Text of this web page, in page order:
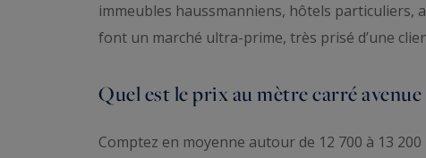
immeubles haussmanniens, hôtels particuliers,
font un marché ultra-prime, très prisé d’une
Quel est le prix au mètre carré avenue
Comptez en moyenne autour de 12 700 à 13